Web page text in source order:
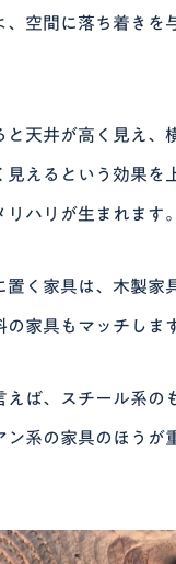
、空間に落ち着きを
と天井が高く見え、
見えるという効果を
リハリが生まれます。
置く家具は、木製家
の家具もマッチしま
えば、スチール系の
ン系の家具のほうが